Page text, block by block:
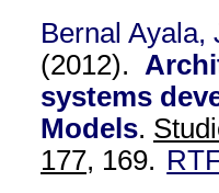
Bernal Ayala,
(2012).
systems
Models.
177, 169.